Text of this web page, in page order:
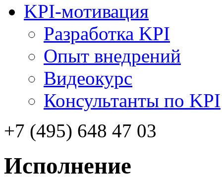
KPI-мотивация
Разработка KPI
Опыт внедрений
Видеокурс
Консультанты по KPI
+7 (495) 648 47 03
Исполнение